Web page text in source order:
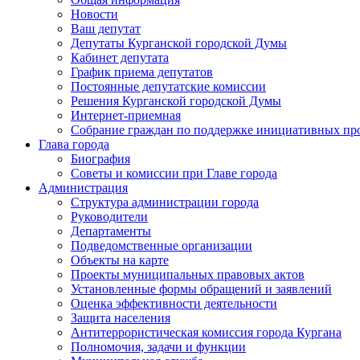
Новости
Ваш депутат
Депутаты Курганской городской Думы
Кабинет депутата
График приема депутатов
Постоянные депутатские комиссии
Решения Курганской городской Думы
Интернет-приемная
Собрание граждан по поддержке инициативных
Глава города
Биография
Советы и комиссии при Главе города
Администрация
Структура администрации города
Руководители
Департаменты
Подведомственные организации
Объекты на карте
Проекты муниципальных правовых актов
Установленные формы обращений и заявлений
Оценка эффективности деятельности
Защита населения
Антитеррористическая комиссия города Кургана
Полномочия, задачи и функции